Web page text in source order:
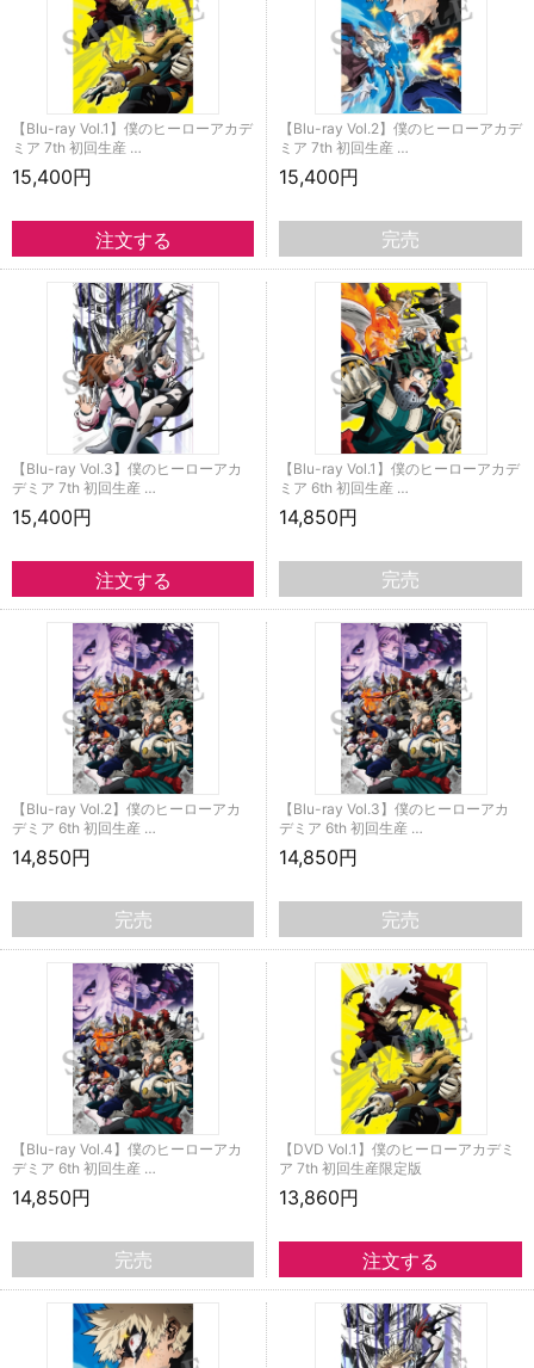
【Blu-ray Vol.1】僕のヒーローアカデ
ミア 7th 初回生産 …
15,400円
【Blu-ray Vol.2】僕のヒーローアカデ
ミア 7th 初回生産 …
15,400円
完売
【Blu-ray Vol.3】僕のヒーローアカ
デミア 7th 初回生産 …
15,400円
【Blu-ray Vol.1】僕のヒーローアカデ
ミア 6th 初回生産 …
14,850円
完売
【Blu-ray Vol.2】僕のヒーローアカ
デミア 6th 初回生産 …
14,850円
完売
【Blu-ray Vol.3】僕のヒーローアカ
デミア 6th 初回生産 …
14,850円
完売
【Blu-ray Vol.4】僕のヒーローアカ
デミア 6th 初回生産 …
14,850円
完売
【DVD Vol.1】僕のヒーローアカデミ
ア 7th 初回生産限定版
13,860円